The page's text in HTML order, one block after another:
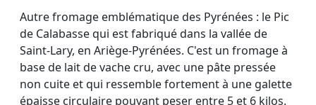
Autre fromage emblématique des Pyrénées : le Pic
de Calabasse qui est fabriqué dans la vallée de
Saint-Lary, en Ariège-Pyrénées. C'est un fromage à
base de lait de vache cru, avec une pâte pressée
non cuite et qui ressemble fortement à une galette
épaisse circulaire pouvant peser entre 5 et 6 kilos.